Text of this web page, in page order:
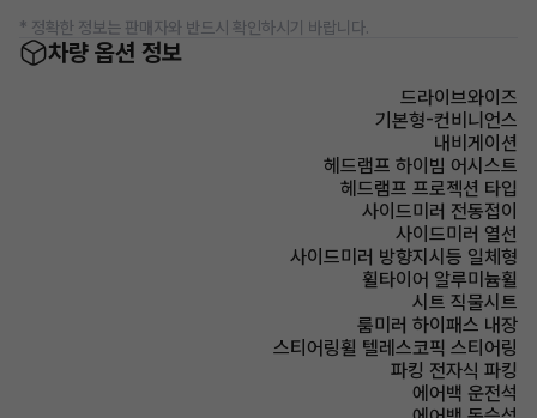
* 정확한 정보는 판매자와 반드시 확인하시기 바랍니다.
차량 옵션 정보
드라이브와이즈
기본형-컨비니언스
내비게이션
헤드램프 하이빔 어시스트
헤드램프 프로젝션 타입
사이드미러 전동접이
사이드미러 열선
사이드미러 방향지시등 일체형
휠타이어 알루미늄휠
시트 직물시트
룸미러 하이패스 내장
스티어링휠 텔레스코픽 스티어링
파킹 전자식 파킹
에어백 운전석